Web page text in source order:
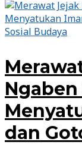
Sosial Budaya
dan